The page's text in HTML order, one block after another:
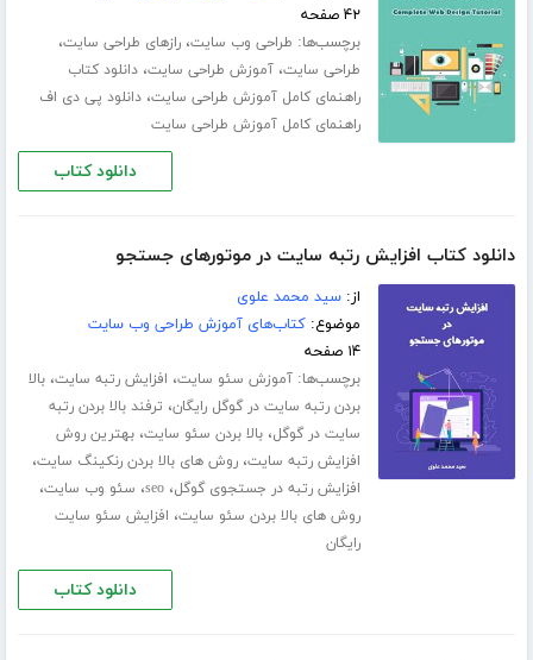
۴۲ صفحه
برچسب‌ها: طراحی وب سایت،رازهای طراحی سایت،
طراحی سایت،آموزش طراحی سایت،دانلود کتاب
راهنمای کامل آموزش طراحی سایت،دانلود پی دی اف
راهنمای کامل آموزش طراحی سایت
دانلود کتاب
دانلود کتاب افزایش رتبه سایت در موتورهای جستجو
از:سید محمد علوی
موضوع:کتاب‌های آموزش طراحی وب سایت
۱۴ صفحه
برچسب‌ها:آموزش سئو سایت، افزایش رتبه سایت،بالا
بردن رتبه سایت در گوگل رایگان، ترفند بالا بردن رتبه
سایت در گوگل،بالا بردن سئو سایت،بهترین روش
افزایش رتبه سایت،روش های بالا بردن رنکینگ سایت،
افزایش رتبه در جستجوی گوگل،seo، سئو وب سایت،
روش های بالا بردن سئو سایت، افزایش سئو سایت
رایگان
دانلود کتاب